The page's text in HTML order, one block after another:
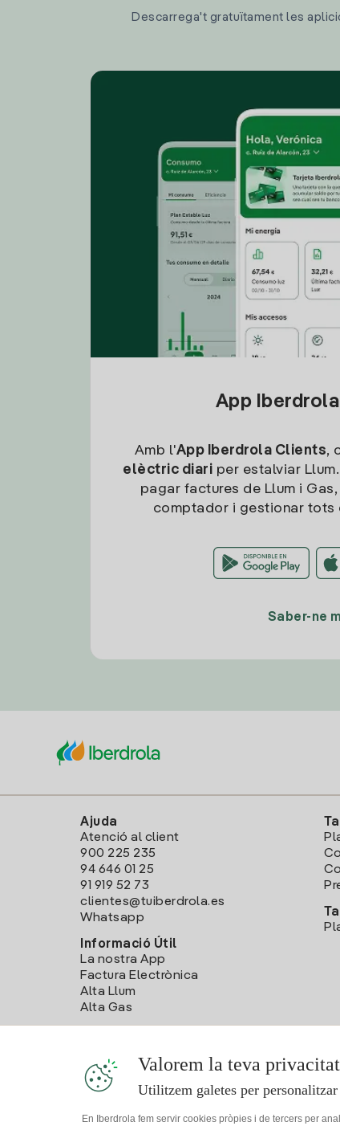
Descarrega't gratuïtament les
App
Amb l'App Iberdrola Clients,
elèctric diari per estalviar
pagar factures de Llum i
comptador i gestionar tots
Saber-ne
Ajuda
Atenció al client
900 225 235
94 646 01 25
91 919 52 73
clientes@tuiberdrola.es
Whatsapp
Informació Útil
La nostra App
Factura Electrònica
Alta Llum
Alta Gas
Valorem la teva privacitat
Utilitzem galetes per
En Iberdrola fem servir cookies pròpies i de tercers per